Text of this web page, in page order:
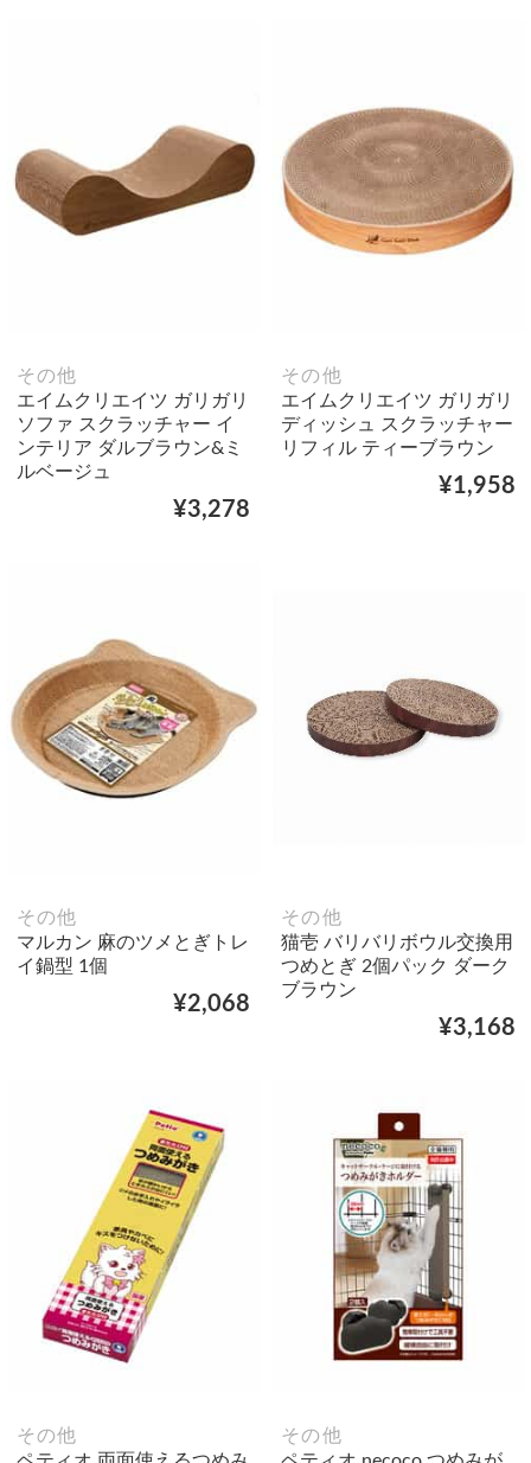
その他
エイムクリエイツ ガリガリ
ソファ スクラッチャー イ
ンテリア ダルブラウン&ミ
ルベージュ
¥3,278
その他
エイムクリエイツ ガリガリ
ディッシュ スクラッチャー
リフィル ティーブラウン
¥1,958
その他
マルカン 麻のツメとぎトレ
イ鍋型 1個
¥2,068
その他
猫壱 バリバリボウル交換用
つめとぎ 2個パック ダーク
ブラウン
¥3,168
その他
その他